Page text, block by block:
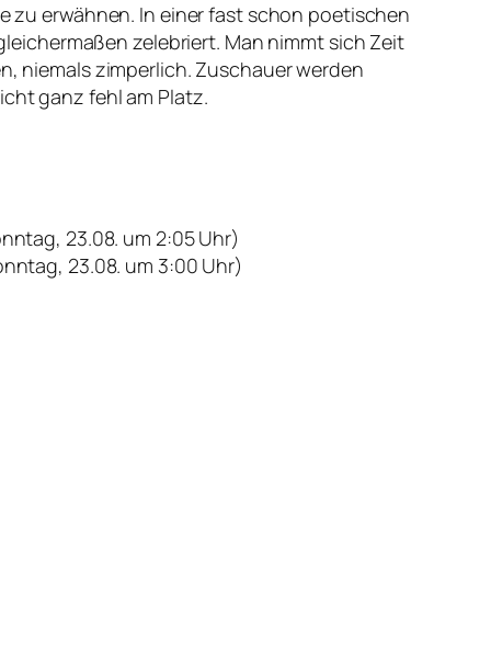
zu erwähnen. In einer fast schon poetischen
zelebriert. Man nimmt sich Zeit
niemals zimperlich. Zuschauer werden
ganz fehl am Platz.
23.08. um 2:05 Uhr)
23.08. um 3:00 Uhr)